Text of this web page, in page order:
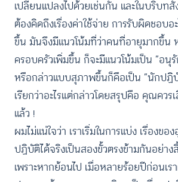
เปลี่ยนแปลงไปด้วยเช่นกัน และในบริบทสั
ต้องคิดถึงเรื่องค่าใช้จ่าย การรับผิดชอบอ
ขึ้น มันจึงมีแนวโน้มที่ว่าคนที่อายุมากขึ้น
ครอบครัวเพิ่มขึ้น ก็จะมีแนวโน้มเป็น “อนุ
หรือกล่าวแบบสุภาพขึ้นก็คือเป็น “นักปฏิ
เรียกว่าอะไรแต่กล่าวโดยสรุปคือ คุณควร
แล้ว !
ผมไม่แน่ใจว่า เราเริ่มในการแบ่ง เรื่องข
ปฏิบัติได้จริงเป็นสองขั้วตรงข้ามกันอย่าง
เพราะหากย้อนไป เมื่อหลายร้อยปีก่อนเร